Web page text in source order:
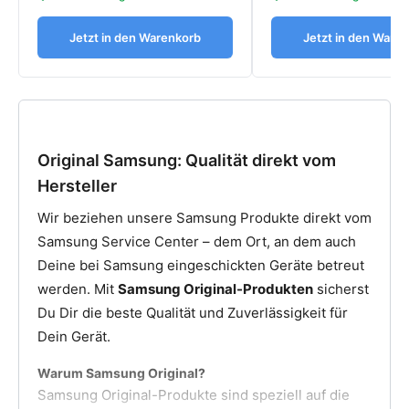
Jetzt in den Warenkorb Jetzt in den
Original Samsung: Qualität direkt vom
Hersteller
Wir beziehen unsere Samsung Produkte direkt vom
Samsung Service Center – dem Ort, an dem auch
Deine bei Samsung eingeschickten Geräte betreut
werden. Mit Samsung Original-Produkten sicherst
Du Dir die beste Qualität und Zuverlässigkeit für
Dein Gerät.
Warum Samsung Original?
Samsung Original-Produkte sind speziell auf die